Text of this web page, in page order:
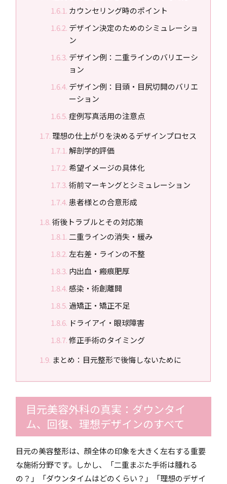
カウンセリング時のポイント
デザイン決定のためのシミュレーショ
ン
デザイン例：二重ラインのバリエーシ
ョン
デザイン例：目頭・目尻切開のバリエ
ーション
症例写真活用の注意点
理想の仕上がりを決めるデザインプロセス
解剖学的評価
希望イメージの具体化
術前マーキングとシミュレーション
患者様との合意形成
術後トラブルとその対応策
二重ラインの消失・緩み
左右差・ラインの不整
内出血・瘢痕肥厚
感染・術創離開
過矯正・矯正不足
ドライアイ・眼球障害
修正手術のタイミング
まとめ：目元整形で後悔しないために
目元美容外科の真実：ダウンタイ
ム、回復、理想デザインのすべて
目元の美容整形は、顔全体の印象を大きく左右する重要
な施術分野です。しかし、「二重まぶた手術は腫れる
の？」「ダウンタイムはどのくらい？」「理想のデザイ